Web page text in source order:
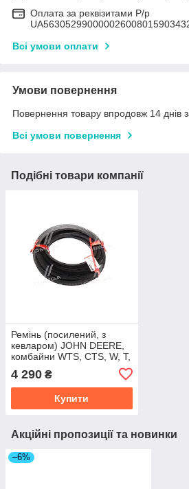
Оплата за реквізитами Р/р
Всі умови оплати
Умови повернення
Повернення товару впродовж 14 днів
Всі умови повернення
Подібні товари компанії
Ремінь (посилений, з
кевларом) JOHN DEERE,
комбайни WTS, CTS, W, T,
C серії (Cametet) 60050-
55
4 290 ₴
Купити
Акційні пропозиції та новинки
–6%